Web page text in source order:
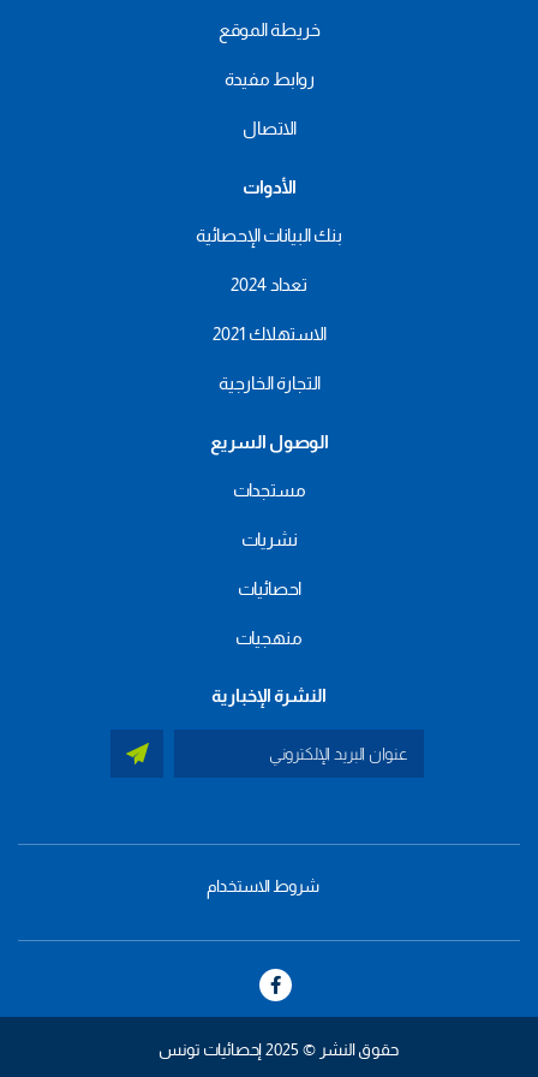
خريطة الموقع
روابط مفيدة
الاتصال
الأدوات
بنك البيانات الإحصائية
تعداد 2024
الاستهلاك 2021
التجارة الخارجية
الوصول السريع
مستجدات
نشريات
احصائيات
منهجيات
النشرة الإخبارية
footer
شروط الاستخدام
حقوق النشر © 2025 إحصائيات تونس